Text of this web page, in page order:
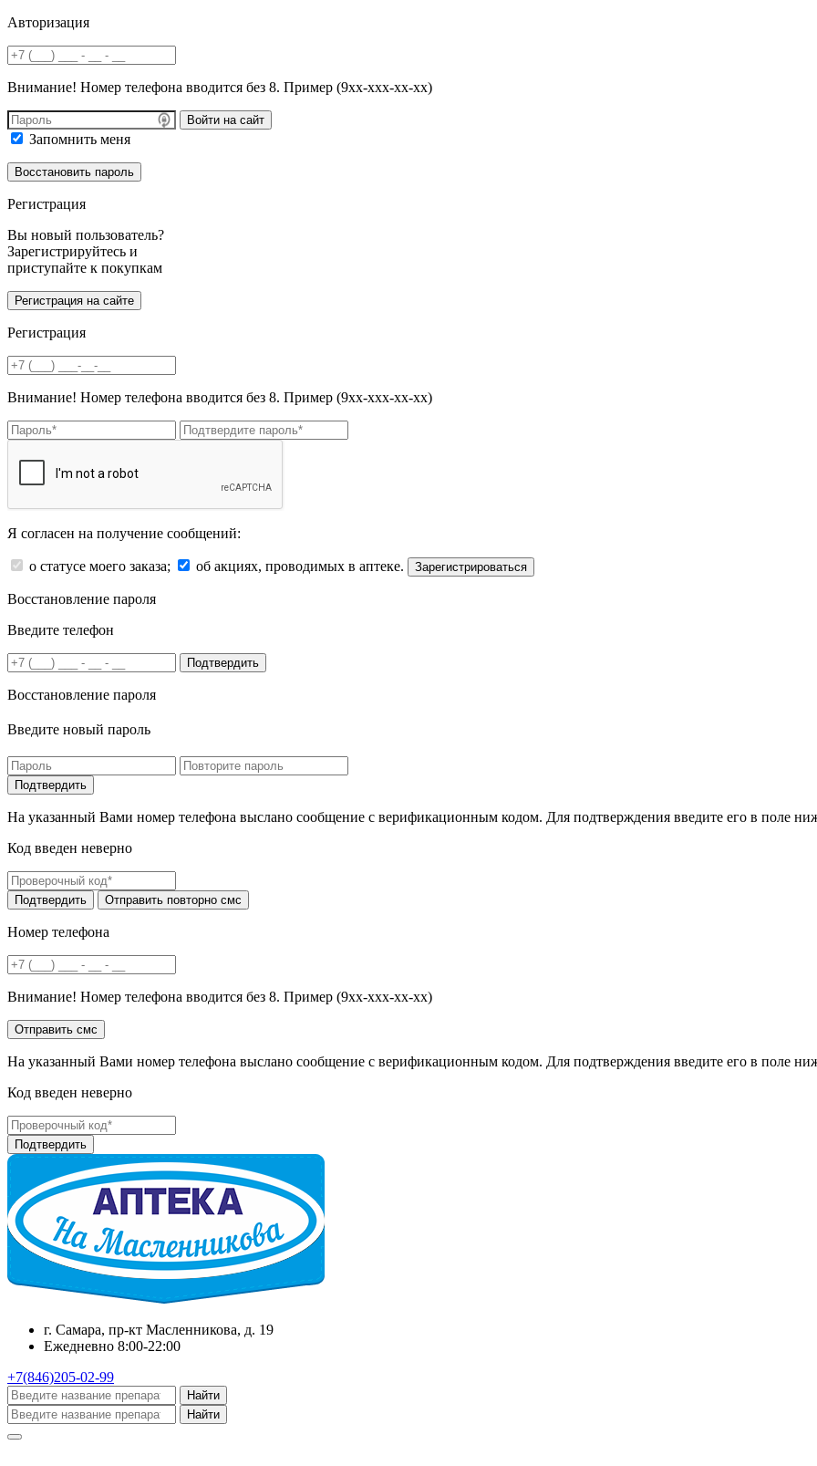
Авторизация
Внимание! Номер телефона вводится без 8. Пример (9хх-ххх-хх-хх)
Войти на сайт
Запомнить меня
Регистрация
Вы новый пользователь?
Зарегистрируйтесь и
приступайте к покупкам
Регистрация
Внимание! Номер телефона вводится без 8. Пример (9хх-ххх-хх-хх)
Я согласен на получение сообщений:
о статусе моего заказа; об акциях, проводимых в аптеке. Зарегистрироваться
Восстановление пароля
Введите телефон
Подтвердить
Восстановление пароля
Введите новый пароль
На указанный Вами номер телефона выслано сообщение с верификационным кодом. Для подтверждения введите его в поле
Код введен неверно
Номер телефона
Внимание! Номер телефона вводится без 8. Пример (9хх-ххх-хх-хх)
На указанный Вами номер телефона выслано сообщение с верификационным кодом. Для подтверждения введите его в поле
Код введен неверно
г. Самара, пр-кт Масленникова, д. 19
Ежедневно 8:00-22:00
+7(846)205-02-99
Найти
Найти